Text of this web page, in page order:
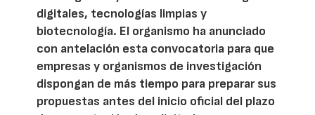
digitales, tecnologías limpias y
biotecnología. El organismo ha anunciado
con antelación esta convocatoria para que
empresas y organismos de investigación
dispongan de más tiempo para preparar sus
propuestas antes del inicio oficial del plazo